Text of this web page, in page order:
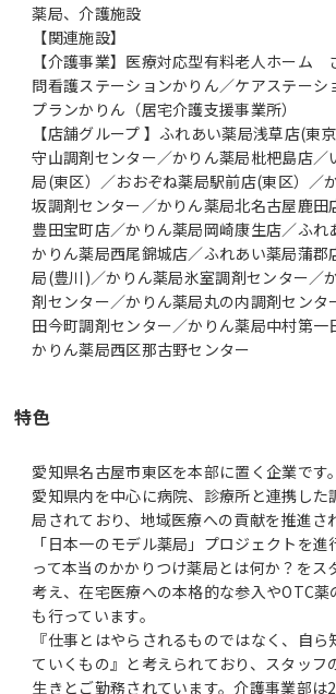
薬局、介護施設
【関連施設】
【介護事業】医療対応型有料老人ホーム
問看護ステーションかりん／ケアステーシ
プランかりん（居宅介護支援事業所）
【店舗グループ 】ふれあい薬局浅草店(東
守山調剤センター／かりん薬局枇杷島店／
局(東区）／おおぞね薬局駅前店(東区）／
坂調剤センター／かりん薬局北名古屋鹿田
豊田宝町店／かりん薬局岡崎康生店／ふれ
かりん薬局西尾錦城店／ふれあい薬局蒲郡
局(豊川)／かりん薬局氷室調剤センター／
剤センター／かりん薬局丸の内調剤センタ
田今町調剤センター／かりん薬局中村第一
かりん薬局西区那古野センター
特色
愛知県名古屋市東区を本部に置く企業です。
愛知県内を中心に病院、診療所と連携した
局されており、地域医療への貢献を推進さ
「日本一のモデル薬局」プロジェクトを進
って本当のかかりつけ薬局とは何か？をス
考え、在宅医療への本格的な参入やOTC
も行っています。
『仕事とはやらされるものではなく、自ら
ていくもの』と考えられており、スタッフ
生きとご勤務されています。介護事業部は